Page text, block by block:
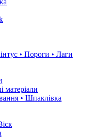
• Пороги • Лаги
матеріали
• Шпаклівка